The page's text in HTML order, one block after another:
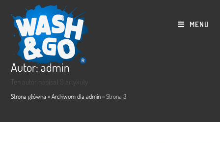
content
MENU
Autor:admin
Strona główna »Archiwum dla admin»Strona 3